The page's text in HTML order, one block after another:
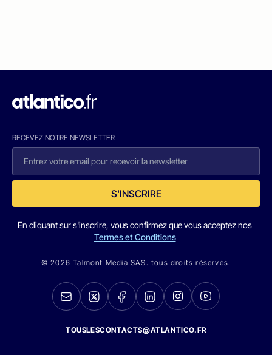
RECEVEZ NOTRE NEWSLETTER
S'INSCRIRE
En cliquant sur s'inscrire, vous confirmez que vous acceptez nos
Termes et Conditions
© 2026 Talmont Media SAS. tous droits réservés.
TOUSLESCONTACTS@ATLANTICO.FR